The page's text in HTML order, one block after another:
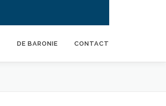
DE BARONIE CONTACT